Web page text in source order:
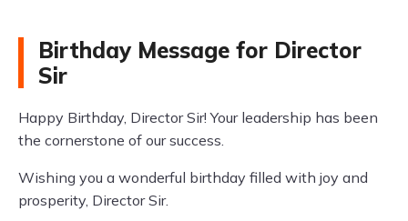
Birthday Message for Director
Sir
Happy Birthday, Director Sir! Your leadership has been
the cornerstone of our success.
Wishing you a wonderful birthday filled with joy and
prosperity, Director Sir.